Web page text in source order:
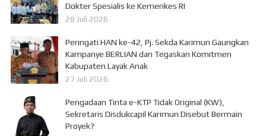
Dokter Spesialis ke Kemenkes RI
28 Juli 2026
Peringati HAN ke-42, Pj. Sekda Karimun Gaungkan
Kampanye BERLIAN dan Tegaskan Komitmen
Kabupaten Layak Anak
27 Juli 2026
Pengadaan Tinta e-KTP Tidak Original (KW),
Sekretaris Disdukcapil Karimun Disebut Bermain
Proyek?